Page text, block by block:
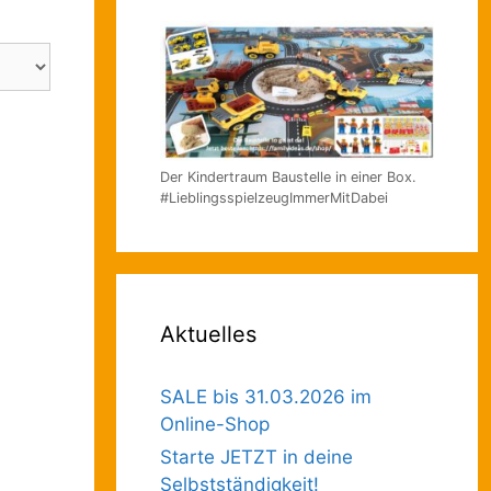
Der Kindertraum Baustelle in einer Box.
#LieblingsspielzeugImmerMitDabei
Aktuelles
SALE bis 31.03.2026 im
Online-Shop
Starte JETZT in deine
Selbstständigkeit!